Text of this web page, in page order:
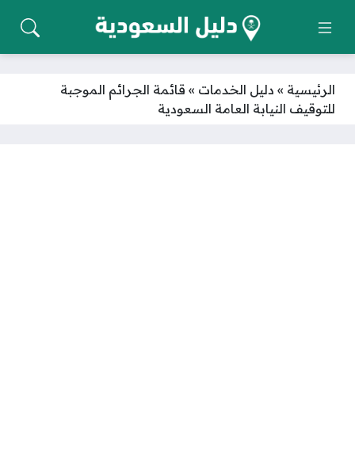
الرئيسية » دليل الخدمات » قائمة الجرائم الموجبة
للتوقيف النيابة العامة السعودية